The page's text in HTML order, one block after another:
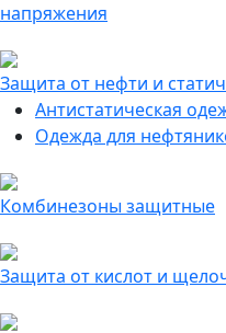
напряжения
Защита от нефти и
Антистатическая
Одежда для
Комбинезоны защитные
Защита от кислот и